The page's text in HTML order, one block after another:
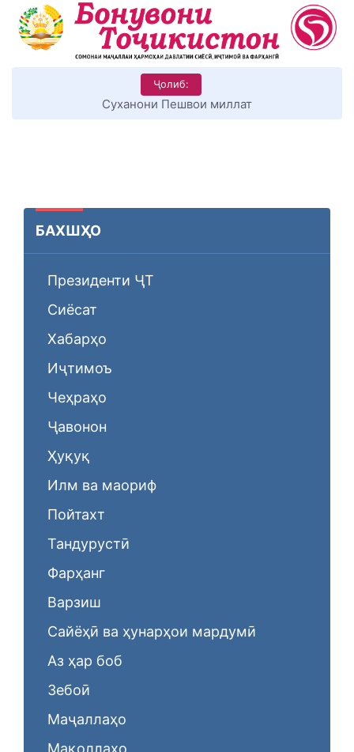
Ҷолиб:
КИТОБХОНИРО ДАР ХУД ТАШАККУЛ ДИҲЕМ
БАХШҲО
Президенти ҶТ
Сиёсат
Хабарҳо
Иҷтимоъ
Чеҳраҳо
Ҷавонон
Ҳуқуқ
Илм ва маориф
Пойтахт
Тандурустӣ
Фарҳанг
Варзиш
Сайёҳӣ ва ҳунарҳои мардумӣ
Аз ҳар боб
Зебоӣ
Маҷаллаҳо
Мақоллаҳо